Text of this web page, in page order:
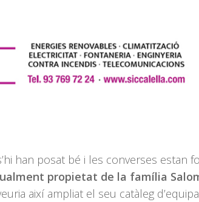
han posat bé i les converses estan
propietat de la família
així ampliat el seu catàleg